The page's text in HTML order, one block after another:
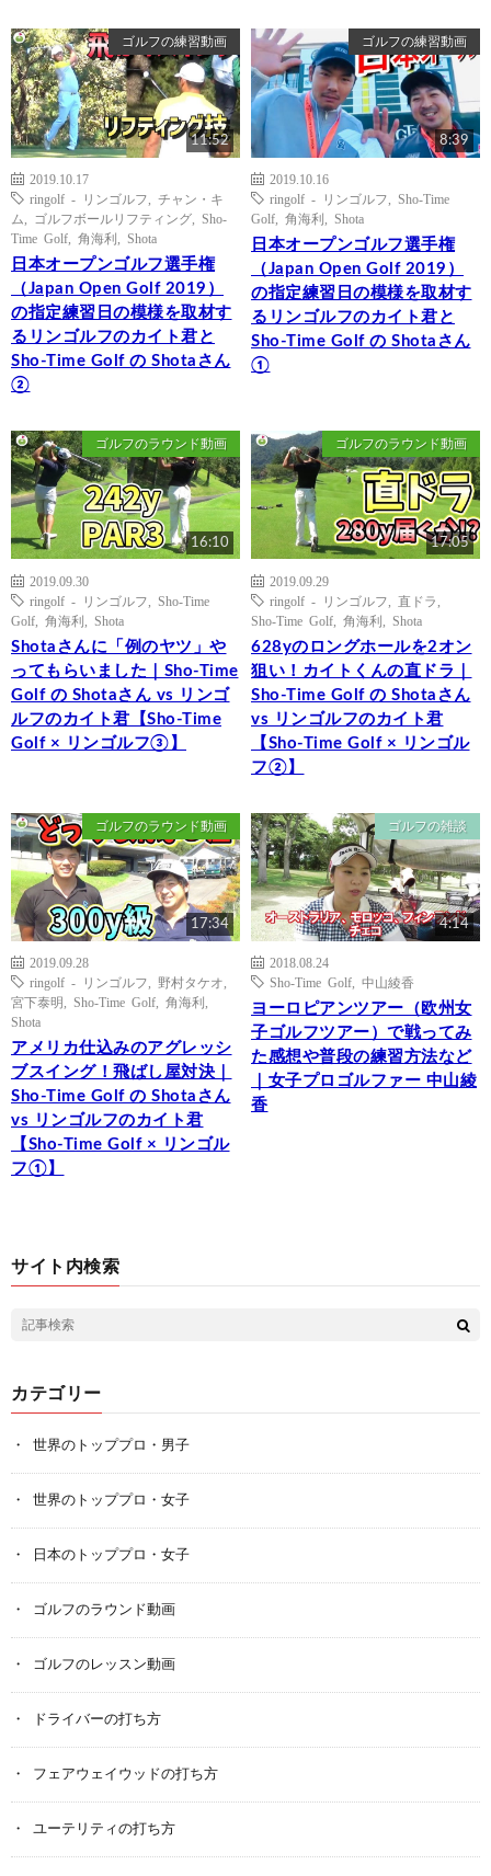
ゴルフの練習動画
11:52
2019.10.17
ringolf - リンゴルフ
チャン・キ
ム
ゴルフボールリフティング
Sho-
Time Golf
角海利 Shota
日本オープンゴルフ選手権
（Japan Open Golf 2019）
の指定練習日の模様を取材す
るリンゴルフのカイト君と
Sho-Time Golf の Shotaさん
②
ゴルフの練習動画
8:39
2019.10.16
ringolf - リンゴルフ
Sho-Time
Golf
角海利 Shota
日本オープンゴルフ選手権
（Japan Open Golf 2019）
の指定練習日の模様を取材す
るリンゴルフのカイト君と
Sho-Time Golf の Shotaさん
①
ゴルフのラウンド動画
16:10
2019.09.30
ringolf - リンゴルフ
Sho-Time
Golf
角海利 Shota
Shotaさんに「例のヤツ」や
ってもらいました｜Sho-Time
Golf の Shotaさん vs リンゴ
ルフのカイト君【Sho-Time
Golf × リンゴルフ③】
ゴルフのラウンド動画
17:05
2019.09.29
ringolf - リンゴルフ
直ドラ
Sho-Time Golf
角海利 Shota
628yのロングホールを2オン
狙い！カイトくんの直ドラ｜
Sho-Time Golf の Shotaさん
vs リンゴルフのカイト君
【Sho-Time Golf × リンゴル
フ②】
ゴルフのラウンド動画
17:34
2019.09.28
ringolf - リンゴルフ
野村タケオ
宮下泰明
Sho-Time Golf 角海利
Shota
アメリカ仕込みのアグレッシ
ブスイング！飛ばし屋対決｜
Sho-Time Golf の Shotaさん
vs リンゴルフのカイト君
【Sho-Time Golf × リンゴル
フ①】
ゴルフの雑談
4:14
2018.08.24
Sho-Time Golf
中山綾香
ヨーロピアンツアー（欧州女
子ゴルフツアー）で戦ってみ
た感想や普段の練習方法など
｜女子プロゴルファー 中山綾
香
サイト内検索
カテゴリー
世界のトッププロ・男子
世界のトッププロ・女子
日本のトッププロ・女子
ゴルフのラウンド動画
ゴルフのレッスン動画
ドライバーの打ち方
フェアウェイウッドの打ち方
ユーテリティの打ち方